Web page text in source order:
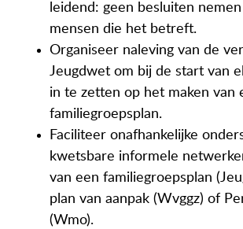
leidend: geen besluiten
mensen die het betreft.
Organiseer naleving van de
Jeugdwet om bij de start van
in te zetten op het maken van
familiegroepsplan.
Faciliteer onafhankelijke
kwetsbare informele
van een familiegroepsplan
plan van aanpak (Wvggz) of
(Wmo).